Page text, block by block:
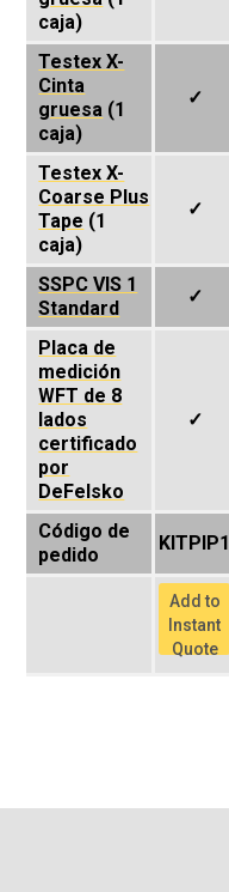
caja)
Testex X-
Cinta
gruesa (1
caja)
✓
Testex X-
Coarse Plus
Tape (1
caja)
✓
SSPC VIS 1
Standard
✓
Placa de
medición
WFT de 8
lados
certificado
por
DeFelsko
✓
Código de
pedido
KITPIP1
Add to
Instant
Quote